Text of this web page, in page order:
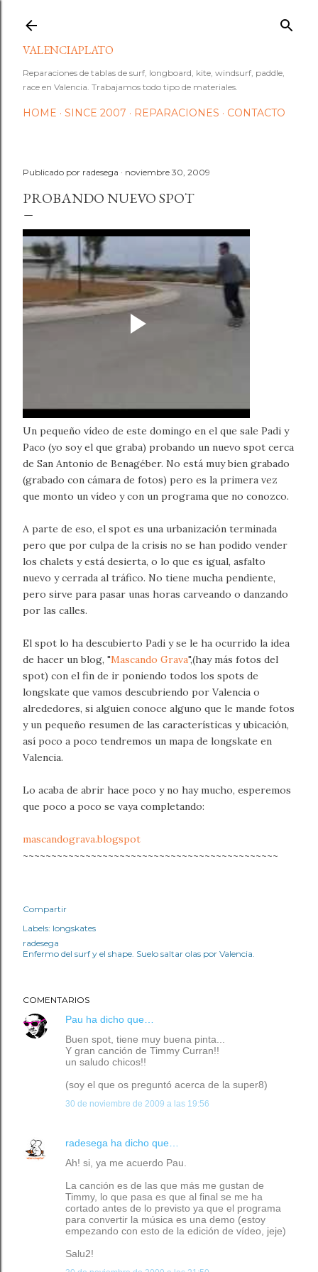
VALENCIAPLATO
Reparaciones de tablas de surf, longboard, kite, windsurf, paddle,
race en Valencia. Trabajamos todo tipo de materiales.
HOME SINCE 2007 REPARACIONES CONTACTO
Publicado por radesega noviembre 30, 2009
PROBANDO NUEVO SPOT
Un pequeño vídeo de este domingo en el que sale Padi y
Paco (yo soy el que graba) probando un nuevo spot cerca
de San Antonio de Benagéber. No está muy bien grabado
(grabado con cámara de fotos) pero es la primera vez
que monto un vídeo y con un programa que no conozco.
A parte de eso, el spot es una urbanización terminada
pero que por culpa de la crisis no se han podido vender
los chalets y está desierta, o lo que es igual, asfalto
nuevo y cerrada al tráfico. No tiene mucha pendiente,
pero sirve para pasar unas horas carveando o danzando
por las calles.
El spot lo ha descubierto Padi y se le ha ocurrido la idea
de hacer un blog, "Mascando Grava",(hay más fotos del
spot) con el fin de ir poniendo todos los spots de
longskate que vamos descubriendo por Valencia o
alrededores, si alguien conoce alguno que le mande fotos
y un pequeño resumen de las características y ubicación,
así poco a poco tendremos un mapa de longskate en
Valencia.
Lo acaba de abrir hace poco y no hay mucho, esperemos
que poco a poco se vaya completando:
mascandograva.blogspot
~~~~~~~~~~~~~~~~~~~~~~~~~~~~~~~~~~~~~~~~~~~~~
Compartir
Labels: longskates
radesega
Enfermo del surf y el shape. Suelo saltar olas por Valencia.
COMENTARIOS
Pau ha dicho que…
Buen spot, tiene muy buena pinta...
Y gran canción de Timmy Curran!!
un saludo chicos!!
(soy el que os preguntó acerca de la super8)
30 de noviembre de 2009 a las 19:56
radesega ha dicho que…
Ah! si, ya me acuerdo Pau.
La canción es de las que más me gustan de
Timmy, lo que pasa es que al final se me ha
cortado antes de lo previsto ya que el programa
para convertir la música es una demo (estoy
empezando con esto de la edición de vídeo, jeje)
Salu2!